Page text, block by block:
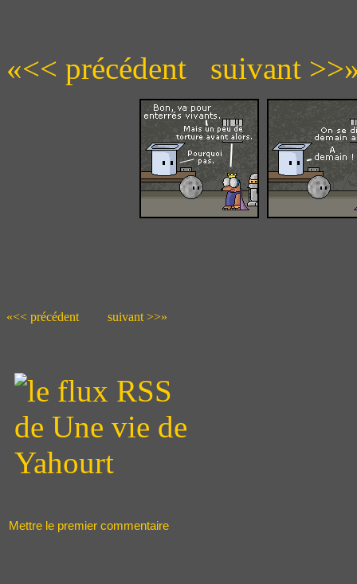
«<< précédent suivant
«<< précédent suivant >>»
Mettre le premier commentaire